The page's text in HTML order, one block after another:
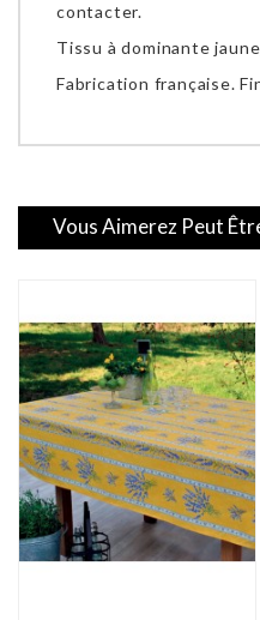
contacter.
Tissu à dominante
Fabrication française.
Vous Aimerez Peut